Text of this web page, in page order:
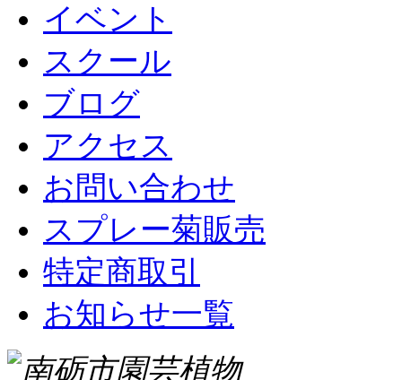
イベント
スクール
ブログ
アクセス
お問い合わせ
スプレー菊販売
特定商取引
お知らせ一覧